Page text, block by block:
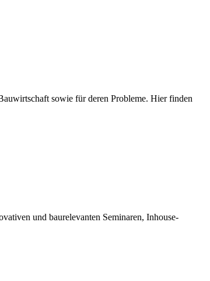
sowie für deren Probleme. Hier finden
und baurelevanten Seminaren, Inhouse-